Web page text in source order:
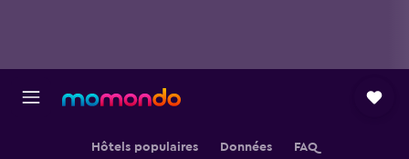
Hôtels populaires Données FAQ